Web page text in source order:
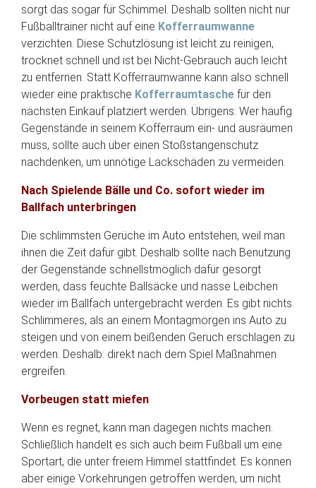
sorgt das sogar für Schimmel. Deshalb sollten nicht nur
Fußballtrainer nicht auf eine Kofferraumwanne
verzichten. Diese Schutzlösung ist leicht zu reinigen,
trocknet schnell und ist bei Nicht-Gebrauch auch leicht
zu entfernen. Statt Kofferraumwanne kann also schnell
wieder eine praktische Kofferraumtasche für den
nächsten Einkauf platziert werden. Übrigens: Wer häufig
Gegenstände in seinem Kofferraum ein- und ausräumen
muss, sollte auch über einen Stoßstangenschutz
nachdenken, um unnötige Lackschäden zu vermeiden.
Nach Spielende Bälle und Co. sofort wieder im
Ballfach unterbringen
Die schlimmsten Gerüche im Auto entstehen, weil man
ihnen die Zeit dafür gibt. Deshalb sollte nach Benutzung
der Gegenstände schnellstmöglich dafür gesorgt
werden, dass feuchte Ballsäcke und nasse Leibchen
wieder im Ballfach untergebracht werden. Es gibt nichts
Schlimmeres, als an einem Montagmorgen ins Auto zu
steigen und von einem beißenden Geruch erschlagen zu
werden. Deshalb: direkt nach dem Spiel Maßnahmen
ergreifen.
Vorbeugen statt miefen
Wenn es regnet, kann man dagegen nichts machen.
Schließlich handelt es sich auch beim Fußball um eine
Sportart, die unter freiem Himmel stattfindet. Es können
aber einige Vorkehrungen getroffen werden, um nicht